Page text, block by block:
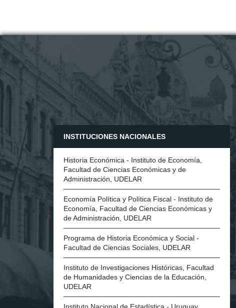
INSTITUCIONES NACIONALES
Historia Económica - Instituto de Economía,
Facultad de Ciencias Económicas y de
Administración, UDELAR
Economía Política y Política Fiscal - Instituto de
Economía, Facultad de Ciencias Económicas y
de Administración, UDELAR
Programa de Historia Económica y Social -
Facultad de Ciencias Sociales, UDELAR
Instituto de Investigaciones Históricas, Facultad
de Humanidades y Ciencias de la Educación,
UDELAR
Instituto Nacional de Estadística - Uruguay